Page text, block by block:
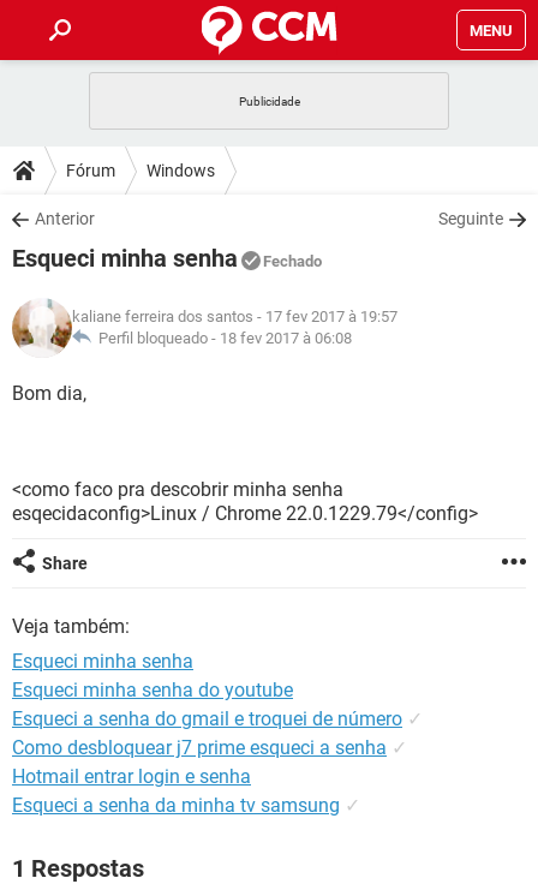
MENU
CELULAR
OUTLOOK
INSTAGRAM GMAIL
GUIA DE COMPRAS
DICAS
JOGOS
INSTAGRAM GMAIL
DOWNLOADS
JOGOS WHATSAPP
CELULAR
OUTLOOK EXCEL
INSTAGRAM
FÓRUM
JOGOS WHATSAPP
OUTLOOK
GUIA DE COMPRAS
GLOSSÁRIO
JOGOS
INSTAGRAM GMAIL
GUIA DE COMPRAS
Fórum Windows
Anterior Seguinte
Esqueci minha senha Fechado
kaliane ferreira dos santos - 17 fev 2017 à 19:57
Perfil bloqueado - 18 fev 2017 à 06:08
Bom dia,
<como faco pra descobrir minha senha
esqecidaconfig>Linux / Chrome 22.0.1229.79</config>
Share
Veja também:
Esqueci minha senha
Esqueci minha senha do youtube
Esqueci a senha do gmail e troquei de número ✓
Como desbloquear j7 prime esqueci a senha ✓
Hotmail entrar login e senha
Esqueci a senha da minha tv samsung ✓
1 Respostas